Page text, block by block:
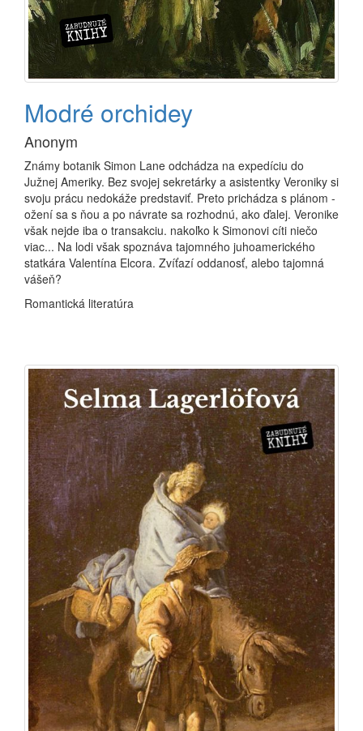
Modré orchidey
Anonym
Známy botanik Simon Lane odchádza na expedíciu do
Južnej Ameriky. Bez svojej sekretárky a asistentky Veroniky si
svoju prácu nedokáže predstaviť. Preto prichádza s plánom -
ožení sa s ňou a po návrate sa rozhodnú, ako ďalej. Veronike
však nejde iba o transakciu. nakoľko k Simonovi cíti niečo
viac... Na lodi však spoznáva tajomného juhoamerického
statkára Valentína Elcora. Zvíťazí oddanosť, alebo tajomná
vášeň?
Romantická literatúra